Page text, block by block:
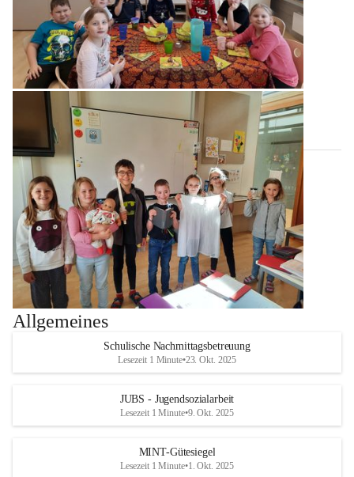
Allgemeines
Schulische Nachmittagsbetreuung
Lesezeit 1 Minute•23. Okt. 2025
JUBS - Jugendsozialarbeit
Lesezeit 1 Minute•9. Okt. 2025
MINT-Gütesiegel
Lesezeit 1 Minute•1. Okt. 2025